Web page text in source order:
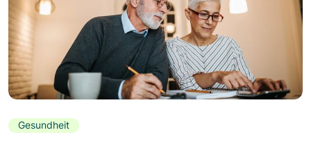
Gesundheit